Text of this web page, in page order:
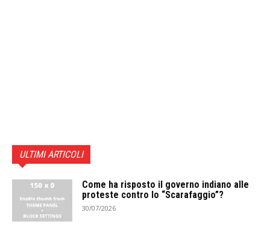
ULTIMI ARTICOLI
Come ha risposto il governo indiano alle
proteste contro lo “Scarafaggio”?
30/07/2026